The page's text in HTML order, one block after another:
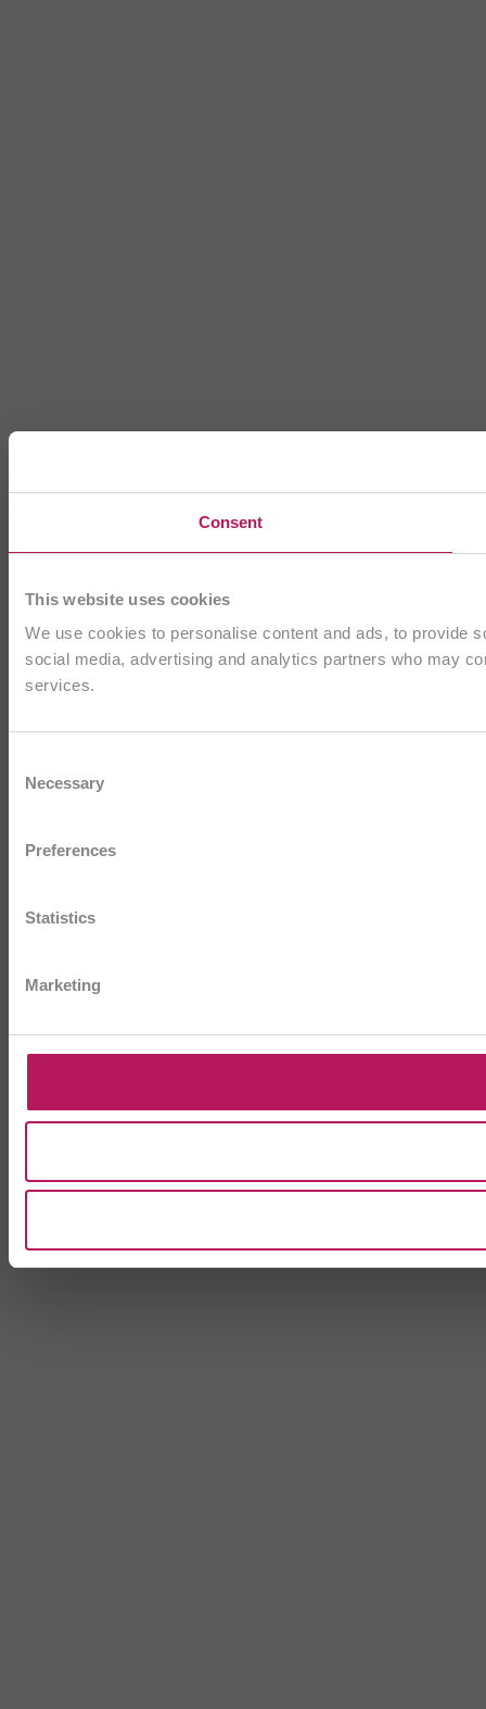
Consent
This website uses cookies
We use cookies to personalise content and ads, to provide
social media, advertising and analytics partners who may
services.
Selection
Necessary
Preferences
Statistics
Marketing